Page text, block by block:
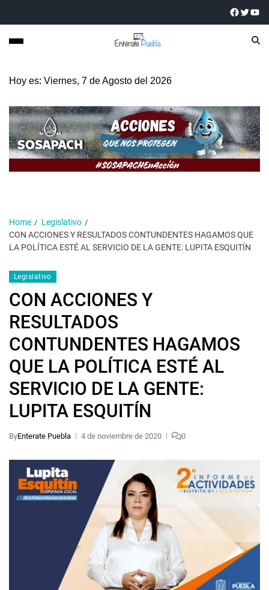
Hoy es: Viernes, 7 de Agosto del 2026
Home
Legislativo
CON ACCIONES Y RESULTADOS CONTUNDENTES HAGAMOS QUE
LA POLÍTICA ESTÉ AL SERVICIO DE LA GENTE: LUPITA ESQUITÍN
Legislativo
CON ACCIONES Y
RESULTADOS
CONTUNDENTES HAGAMOS
QUE LA POLÍTICA ESTÉ AL
SERVICIO DE LA GENTE:
LUPITA ESQUITÍN
ByEnterate Puebla 4 de noviembre de 2020 0